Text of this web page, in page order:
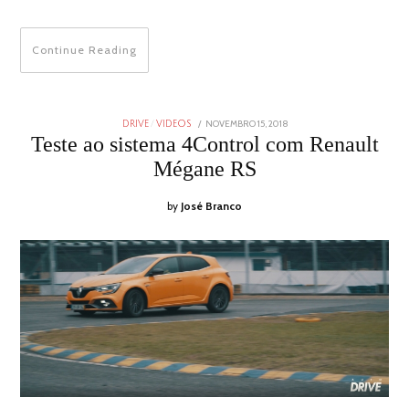
Continue Reading
DRIVE VIDEOS
POSTED
ON
NOVEMBRO 15, 2018
Teste ao sistema 4Control com Renault
Mégane RS
by José Branco